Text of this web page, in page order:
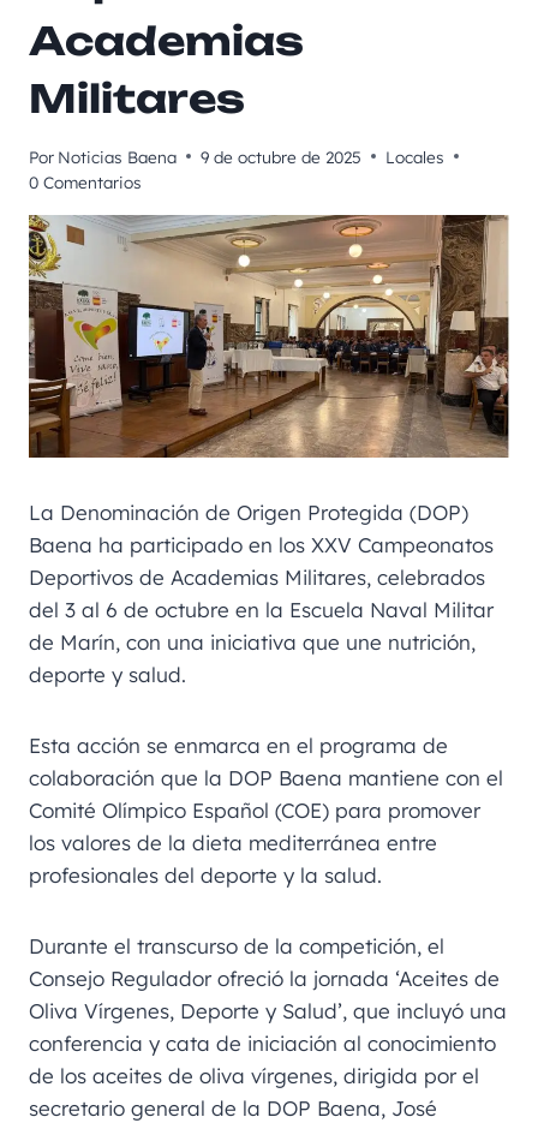
Academias
Militares
Por Noticias Baena 9 de octubre de 2025
Locales
0 Comentarios
La Denominación de Origen Protegida (DOP)
Baena ha participado en los XXV Campeonatos
Deportivos de Academias Militares, celebrados
del 3 al 6 de octubre en la Escuela Naval Militar
de Marín, con una iniciativa que une nutrición,
deporte y salud.
Esta acción se enmarca en el programa de
colaboración que la DOP Baena mantiene con el
Comité Olímpico Español (COE) para promover
los valores de la dieta mediterránea entre
profesionales del deporte y la salud.
Durante el transcurso de la competición, el
Consejo Regulador ofreció la jornada ‘Aceites de
Oliva Vírgenes, Deporte y Salud’, que incluyó una
conferencia y cata de iniciación al conocimiento
de los aceites de oliva vírgenes, dirigida por el
secretario general de la DOP Baena, José